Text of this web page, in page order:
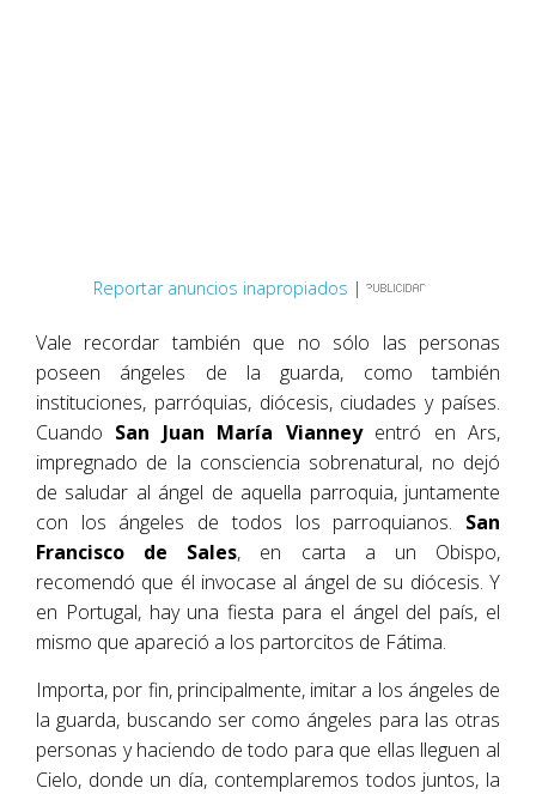
Reportar anuncios inapropiados |
Vale recordar también que no sólo las personas
poseen ángeles de la guarda, como también
instituciones, parróquias, diócesis, ciudades y países.
Cuando San Juan María Vianney entró en Ars,
impregnado de la consciencia sobrenatural, no dejó
de saludar al ángel de aquella parroquia, juntamente
con los ángeles de todos los parroquianos. San
Francisco de Sales, en carta a un Obispo,
recomendó que él invocase al ángel de su diócesis. Y
en Portugal, hay una fiesta para el ángel del país, el
mismo que apareció a los partorcitos de Fátima.
Importa, por fin, principalmente, imitar a los ángeles de
la guarda, buscando ser como ángeles para las otras
personas y haciendo de todo para que ellas lleguen al
Cielo, donde un día, contemplaremos todos juntos, la